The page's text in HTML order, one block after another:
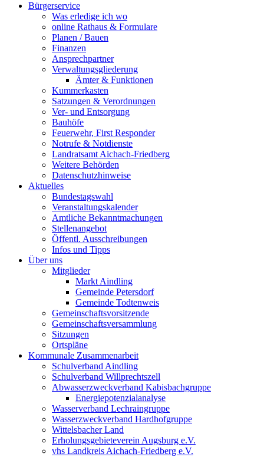
Bürgerservice
Was erledige ich wo
online Rathaus & Formulare
Planen / Bauen
Finanzen
Ansprechpartner
Verwaltungsgliederung
Ämter & Funktionen
Kummerkasten
Satzungen & Verordnungen
Ver- und Entsorgung
Bauhöfe
Feuerwehr, First Responder
Notrufe & Notdienste
Landratsamt Aichach-Friedberg
Weitere Behörden
Datenschutzhinweise
Aktuelles
Bundestagswahl
Veranstaltungskalender
Amtliche Bekanntmachungen
Stellenangebot
Öffentl. Ausschreibungen
Infos und Tipps
Über uns
Mitglieder
Markt Aindling
Gemeinde Petersdorf
Gemeinde Todtenweis
Gemeinschaftsvorsitzende
Gemeinschaftsversammlung
Sitzungen
Ortspläne
Kommunale Zusammenarbeit
Schulverband Aindling
Schulverband Willprechtszell
Abwasserzweckverband Kabisbachgruppe
Energiepotenzialanalyse
Wasserverband Lechraingruppe
Wasserzweckverband Hardhofgruppe
Wittelsbacher Land
Erholungsgebieteverein Augsburg e.V.
vhs Landkreis Aichach-Friedberg e.V.